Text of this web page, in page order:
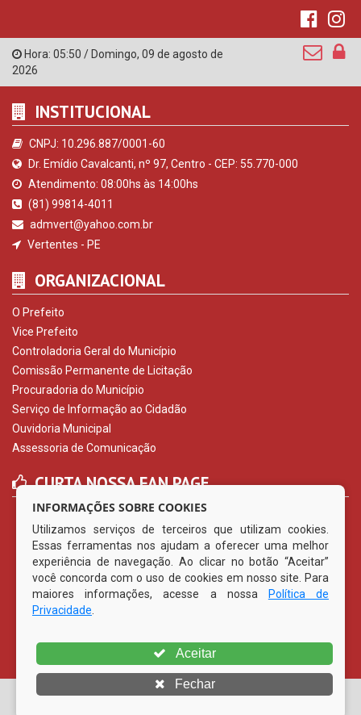
Hora: 05:50 / Domingo, 09 de agosto de
2026
INSTITUCIONAL
CNPJ: 10.296.887/0001-60
Dr. Emídio Cavalcanti, nº 97, Centro - CEP: 55.770-000
Atendimento: 08:00hs às 14:00hs
(81) 99814-4011
admvert@yahoo.com.br
Vertentes - PE
ORGANIZACIONAL
O Prefeito
Vice Prefeito
Controladoria Geral do Município
Comissão Permanente de Licitação
Procuradoria do Município
Serviço de Informação ao Cidadão
Ouvidoria Municipal
Assessoria de Comunicação
CURTA NOSSA FAN PAGE
© Copyright 2026 Prefeitura Municipal de Vertentes | Todos
INFORMAÇÕES SOBRE COOKIES
Utilizamos serviços de terceiros que utilizam cookies.
Essas ferramentas nos ajudam a oferecer uma melhor
experiência de navegação. Ao clicar no botão “Aceitar”
você concorda com o uso de cookies em nosso site. Para
maiores informações, acesse a nossa
Política de
Privacidade
Aceitar
Fechar